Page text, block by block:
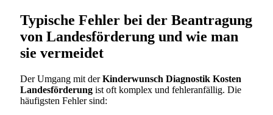
Typische Fehler bei der Beantragung
von Landesförderung und wie man
sie vermeidet
Der Umgang mit derKinderwunsch Diagnostik Kosten
Landesförderung ist oft komplex und fehleranfällig. Die
häufigsten Fehler sind: